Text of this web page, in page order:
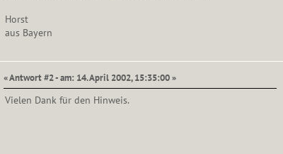
Horst
aus Bayern
« Antwort #2 - am: 14. April 2002, 15:35:00 »
Vielen Dank für den Hinweis.